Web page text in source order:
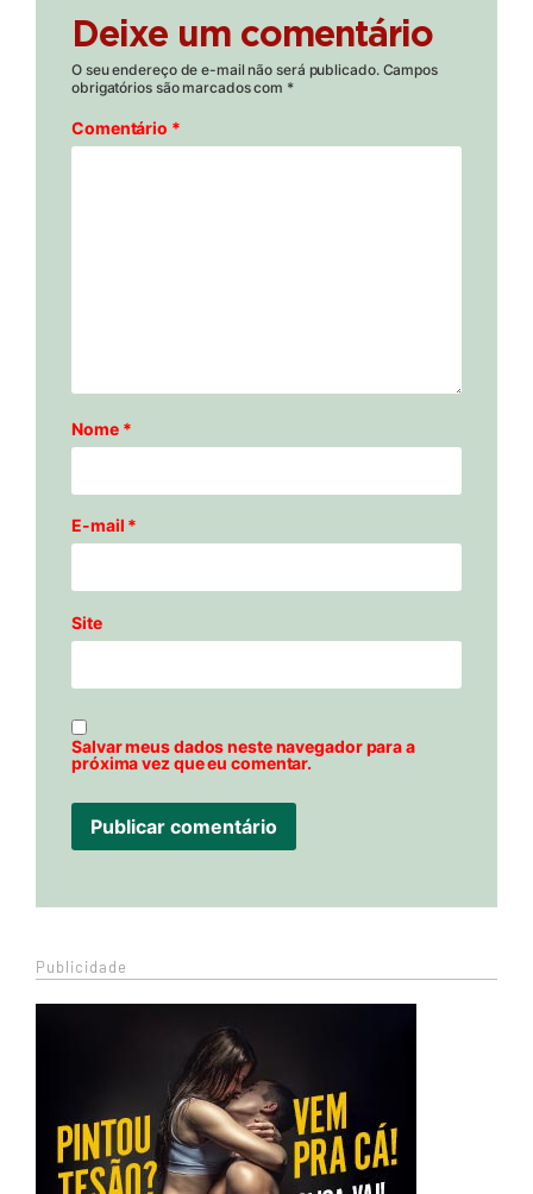
Deixe um comentário
O seu endereço de e-mail não será publicado. Campos
obrigatórios são marcados com *
Comentário *
Nome *
E-mail *
Site
Salvar meus dados neste navegador para a
próxima vez que eu comentar.
Publicidade